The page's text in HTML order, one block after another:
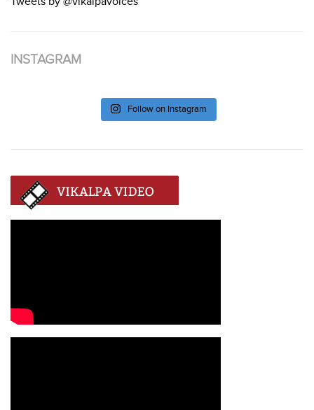
INSTAGRAM
Follow on Instagram